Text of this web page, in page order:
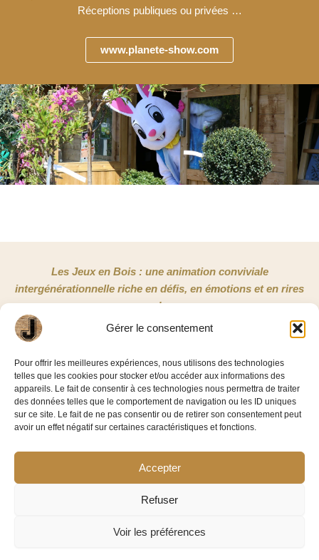
Gérer le consentement
Pour offrir les meilleures expériences, nous utilisons des technologies
telles que les cookies pour stocker et/ou accéder aux informations des
appareils. Le fait de consentir à ces technologies nous permettra de traiter
des données telles que le comportement de navigation ou les ID uniques
sur ce site. Le fait de ne pas consentir ou de retirer son consentement peut
avoir un effet négatif sur certaines caractéristiques et fonctions.
Accepter
Refuser
Voir les préférences
Réceptions publiques ou privées …
www.planete-show.com
Les Jeux en Bois : une animation conviviale
intergénérationnelle riche en défis, en émotions et en rires
!
Jeux en Bois 33
3/5 rue Copernic
33185 Le Haillan
06 58 86 42 11